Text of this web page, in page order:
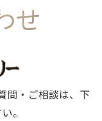
せ
問・ご相談は、下
。